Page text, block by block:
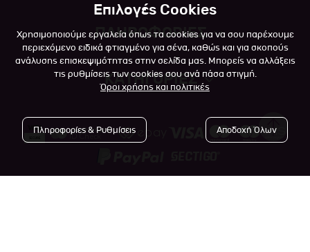
Πληροφορίες λογαριασμού
Λίστα αγαπημένων
Πολιτική επιστροφών
ΠΛΗΡΟΦΟΡΙΕΣ
Σχετικά
Επικοινωνία
Blog
Όροι Χρήσης
Πολιτική Απορρήτου
ΚΑΤΗΓΟΡΙΕΣ
Επιλογές Cookies
Χρησιμοποιούμε εργαλεία όπως τα cookies για να σου παρέχουμε
περιεχόμενο ειδικά φτιαγμένο για σένα, καθώς και για σκοπούς
ανάλυσης επισκεψιμότητας στην σελίδα μας. Μπορείς να αλλάξεις
τις ρυθμίσεις των cookies σου ανά πάσα στιγμή.
Όροι χρήσης και πολιτικές
Πληροφορίες & Ρυθμίσεις Αποδοχή Όλων